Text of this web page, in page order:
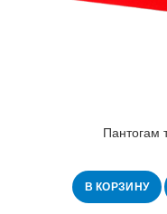
Пантогам
В КОРЗИНУ